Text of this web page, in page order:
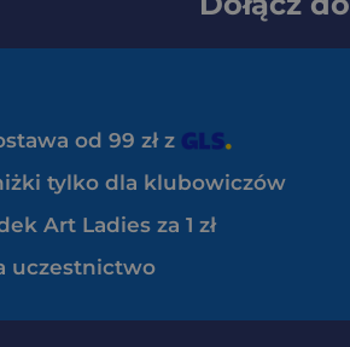
od 99 zł z
tylko dla klubowiczów
Art Ladies za 1 zł
uczestnictwo